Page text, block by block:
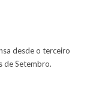
desde o terceiro
de Setembro.